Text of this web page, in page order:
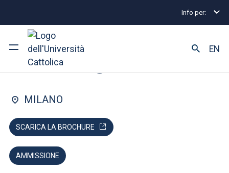
Info per:
Ricerca
Facoltà e campus
EN
Piani di
FACOLTÀ DI: GIURISPRUDENZA
Servizi giuridici
MILANO
SCARICA LA BROCHURE
AMMISSIONE